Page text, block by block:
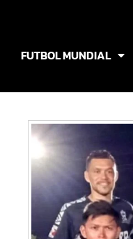
FUTBOL MUNDIAL